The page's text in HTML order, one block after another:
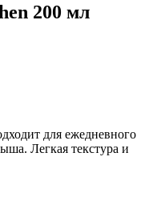
200 мл
для ежедневного
Легкая текстура и